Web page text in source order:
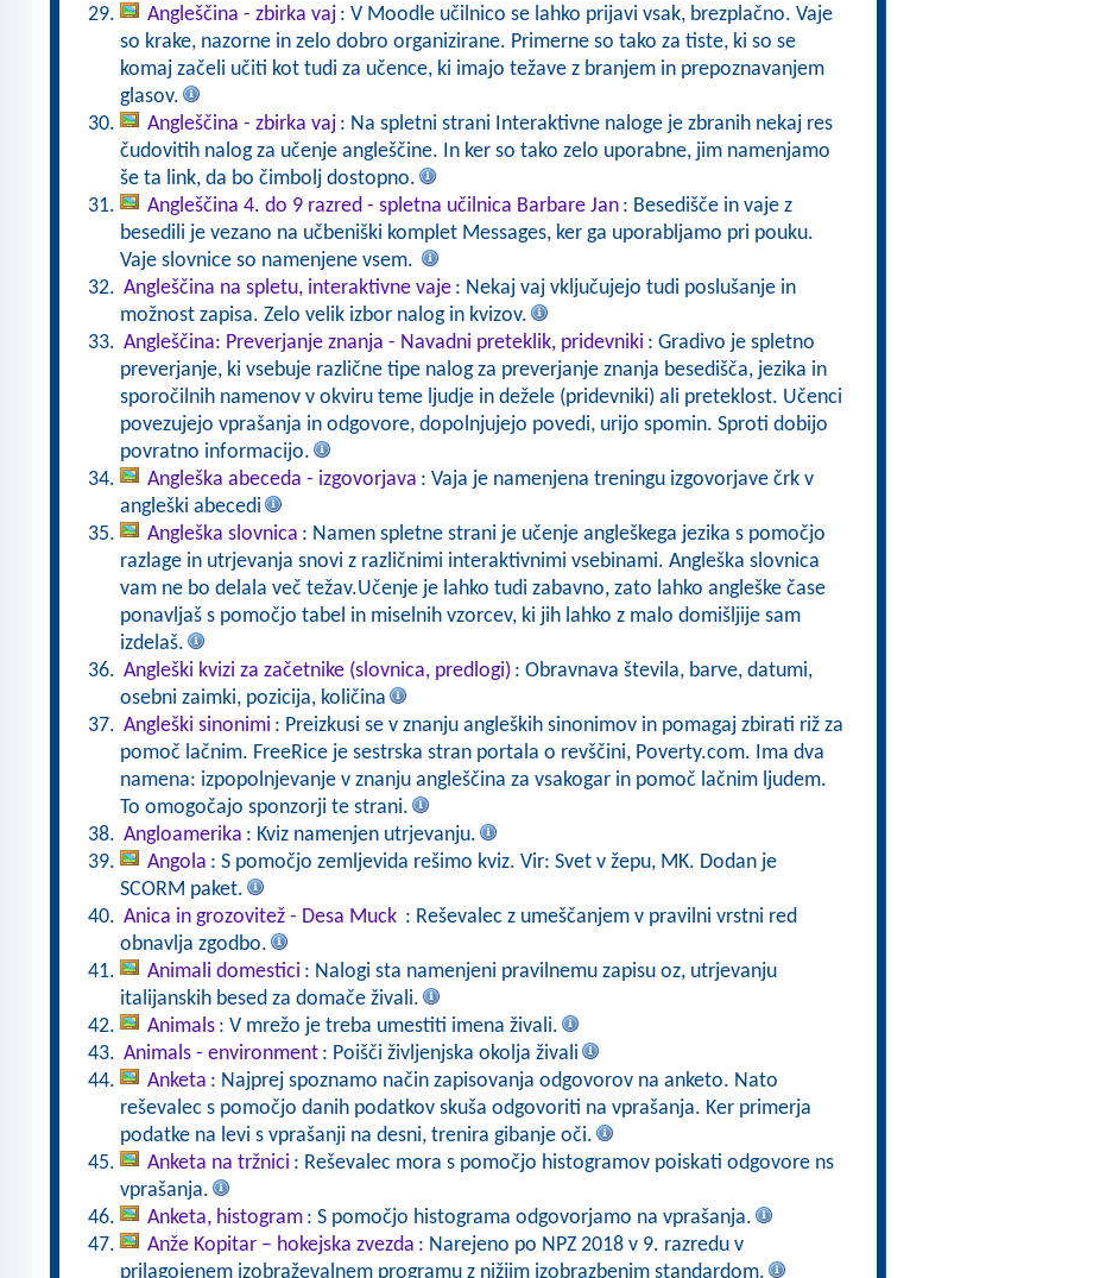
Angleščina - zbirka vaj : V Moodle učilnico se lahko prijavi vsak, brezplačno. Vaje
so krake, nazorne in zelo dobro organizirane. Primerne so tako za tiste, ki so se
komaj začeli učiti kot tudi za učence, ki imajo težave z branjem in prepoznavanjem
glasov.
Angleščina - zbirka vaj : Na spletni strani Interaktivne naloge je zbranih nekaj res
čudovitih nalog za učenje angleščine. In ker so tako zelo uporabne, jim namenjamo
še ta link, da bo čimbolj dostopno.
Angleščina 4. do 9 razred - spletna učilnica Barbare Jan : Besedišče in vaje z
besedili je vezano na učbeniški komplet Messages, ker ga uporabljamo pri pouku.
Vaje slovnice so namenjene vsem.
Angleščina na spletu, interaktivne vaje : Nekaj vaj vključujejo tudi poslušanje in
možnost zapisa. Zelo velik izbor nalog in kvizov.
Angleščina: Preverjanje znanja - Navadni preteklik, pridevniki : Gradivo je spletno
preverjanje, ki vsebuje različne tipe nalog za preverjanje znanja besedišča, jezika in
sporočilnih namenov v okviru teme ljudje in dežele (pridevniki) ali preteklost. Učenci
povezujejo vprašanja in odgovore, dopolnjujejo povedi, urijo spomin. Sproti dobijo
povratno informacijo.
Angleška abeceda - izgovorjava : Vaja je namenjena treningu izgovorjave črk v
angleški abecedi
Angleška slovnica : Namen spletne strani je učenje angleškega jezika s pomočjo
razlage in utrjevanja snovi z različnimi interaktivnimi vsebinami. Angleška slovnica
vam ne bo delala več težav.Učenje je lahko tudi zabavno, zato lahko angleške čase
ponavljaš s pomočjo tabel in miselnih vzorcev, ki jih lahko z malo domišljije sam
izdelaš.
Angleški kvizi za začetnike (slovnica, predlogi) : Obravnava števila, barve, datumi,
osebni zaimki, pozicija, količina
Angleški sinonimi : Preizkusi se v znanju angleških sinonimov in pomagaj zbirati riž za
pomoč lačnim. FreeRice je sestrska stran portala o revščini, Poverty.com. Ima dva
namena: izpopolnjevanje v znanju angleščina za vsakogar in pomoč lačnim ljudem.
To omogočajo sponzorji te strani.
Angloamerika : Kviz namenjen utrjevanju.
Angola : S pomočjo zemljevida rešimo kviz. Vir: Svet v žepu, MK. Dodan je
SCORM paket.
Anica in grozovitež - Desa Muck : Reševalec z umeščanjem v pravilni vrstni red
obnavlja zgodbo.
Animali domestici : Nalogi sta namenjeni pravilnemu zapisu oz, utrjevanju
italijanskih besed za domače živali.
Animals : V mrežo je treba umestiti imena živali.
Animals - environment : Poišči življenjska okolja živali
Anketa : Najprej spoznamo način zapisovanja odgovorov na anketo. Nato
reševalec s pomočjo danih podatkov skuša odgovoriti na vprašanja. Ker primerja
podatke na levi s vprašanji na desni, trenira gibanje oči.
Anketa na tržnici : Reševalec mora s pomočjo histogramov poiskati odgovore ns
vprašanja.
Anketa, histogram : S pomočjo histograma odgovorjamo na vprašanja.
Anže Kopitar – hokejska zvezda : Narejeno po NPZ 2018 v 9. razredu v
prilagojenem izobraževalnem programu z nižjim izobrazbenim standardom.